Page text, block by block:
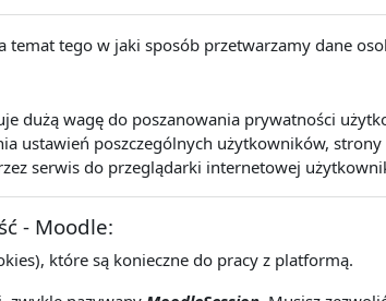
tego w jaki sposób przetwarzamy dane
dużą wagę do poszanowania prywatności
ustawień poszczególnych użytkowników,
serwis do przeglądarki internetowej
- Moodle:
które są konieczne do pracy z platformą.